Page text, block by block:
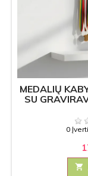
MEDALIŲ
SU
0
